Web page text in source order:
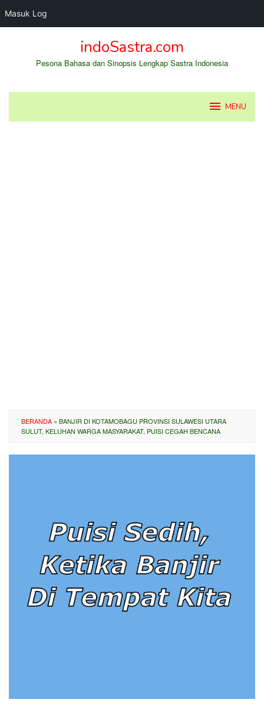
Masuk Log
indoSastra.com
Pesona Bahasa dan Sinopsis Lengkap Sastra Indonesia
MENU
BERANDA » BANJIR DI KOTAMOBAGU PROVINSI SULAWESI UTARA
SULUT, KELUHAN WARGA MASYARAKAT, PUISI CEGAH BENCANA